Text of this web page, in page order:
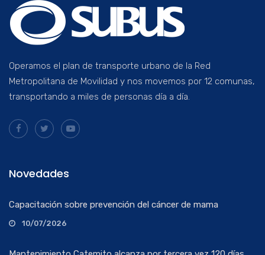
Operamos el plan de transporte urbano de la Red
Metropolitana de Movilidad y nos movemos por 12 comunas,
transportando a miles de personas día a día.
Novedades
Capacitación sobre prevención del cáncer de mama
10/07/2026